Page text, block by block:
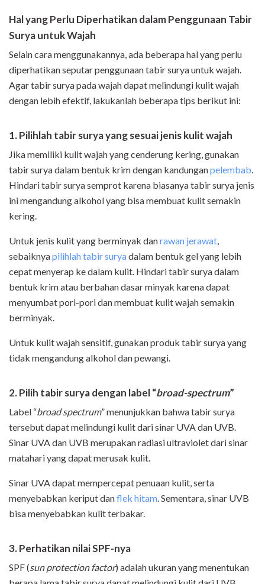
Hal yang Perlu Diperhatikan dalam Penggunaan Tabir
Surya untuk Wajah
Selain cara menggunakannya, ada beberapa hal yang perlu
diperhatikan seputar penggunaan tabir surya untuk wajah.
Agar tabir surya pada wajah dapat melindungi kulit wajah
dengan lebih efektif, lakukanlah beberapa tips berikut ini:
1. Pilihlah tabir surya yang sesuai jenis kulit wajah
Jika memiliki kulit wajah yang cenderung kering, gunakan
tabir surya dalam bentuk krim dengan kandunganpelembab.
Hindari tabir surya semprot karena biasanya tabir surya jenis
ini mengandung alkohol yang bisa membuat kulit semakin
kering.
Untuk jenis kulit yang berminyak danrawan jerawat,
sebaiknyapilihlah tabir suryadalam bentuk gel yang lebih
cepat menyerap ke dalam kulit. Hindari tabir surya dalam
bentuk krim atau berbahan dasar minyak karena dapat
menyumbat pori-pori dan membuat kulit wajah semakin
berminyak.
Untuk kulit wajah sensitif, gunakan produk tabir surya yang
tidak mengandung alkohol dan pewangi.
2. Pilih tabir surya dengan label “broad-spectrum”
Label “broad spectrum” menunjukkan bahwa tabir surya
tersebut dapat melindungi kulit dari sinar UVA dan UVB.
Sinar UVA dan UVB merupakan radiasi ultraviolet dari sinar
matahari yang dapat merusak kulit.
Sinar UVA dapat mempercepat penuaan kulit, serta
menyebabkan keriput danflek hitam. Sementara, sinar UVB
bisa menyebabkan kulit terbakar.
3. Perhatikan nilaiSPF-nya
SPF (sun protection factor) adalah ukuran yang menentukan